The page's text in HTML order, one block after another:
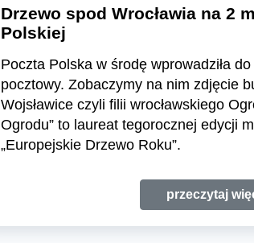
Drzewo spod Wrocławia na 2
Polskiej
Poczta Polska w środę wprowadziła
pocztowy. Zobaczymy na nim zdjęcie
Wojsławice czyli filii wrocławskiego
Ogrodu” to laureat tegorocznej edycji
„Europejskie Drzewo Roku”.
przeczytaj